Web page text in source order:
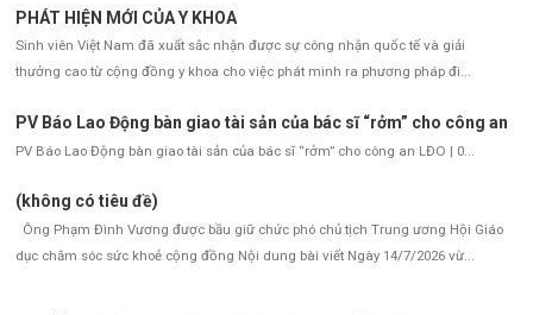
PHÁT HIỆN MỚI CỦA Y KHOA
Sinh viên Việt Nam đã xuất sắc nhận được sự công nhận quốc tế và giải
thưởng cao từ cộng đồng y khoa cho việc phát minh ra phương pháp đi...
PV Báo Lao Động bàn giao tài sản của bác sĩ “rởm” cho công an
PV Báo Lao Động bàn giao tài sản của bác sĩ “rởm” cho công an LĐO | 0...
(không có tiêu đề)
Ông Phạm Đình Vương được bầu giữ chức phó chủ tịch Trung ương Hội Giáo
dục chăm sóc sức khoẻ cộng đồng Nội dung bài viết Ngày 14/7/2026 vừ...